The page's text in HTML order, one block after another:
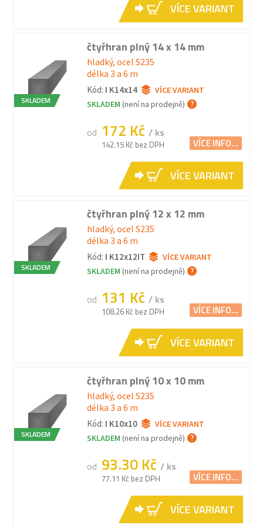
VÍCE VARIANT
SKLADEM
čtyřhran plný 14 x 14 mm
hladký, ocel S235
délka 3 a 6 m
Kód: I K14x14
VÍCE VARIANT
SKLADEM (není na prodejně)
od 172 Kč / ks
142.15 Kč bez DPH VÍCE INFO...
VÍCE VARIANT
SKLADEM
čtyřhran plný 12 x 12 mm
hladký, ocel S235
délka 3 a 6 m
Kód: I K12x12IT
VÍCE VARIANT
SKLADEM (není na prodejně)
od 131 Kč / ks
108.26 Kč bez DPH VÍCE INFO...
VÍCE VARIANT
SKLADEM
čtyřhran plný 10 x 10 mm
hladký, ocel S235
délka 3 a 6 m
Kód: I K10x10
VÍCE VARIANT
SKLADEM (není na prodejně)
od 93.30 Kč / ks
77.11 Kč bez DPH VÍCE INFO...
VÍCE VARIANT